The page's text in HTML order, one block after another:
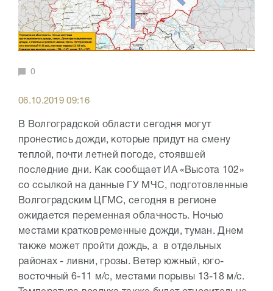
0
06.10.2019 09:16
В Волгоградской области сегодня могут
пронестись дожди, которые придут на смену
теплой, почти летней погоде, стоявшей
последние дни. Как сообщает ИА «Высота 102»
со ссылкой на данные ГУ МЧС, подготовленные
Волгоградским ЦГМС, сегодня в регионе
ожидается переменная облачность. Ночью
местами кратковременные дожди, туман. Днем
также может пройти дождь, а в отдельных
районах - ливни, грозы. Ветер южный, юго-
восточный 6-11 м/с, местами порывы 13-18 м/с.